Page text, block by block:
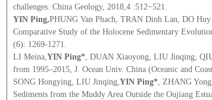
challenges. China Geology, 2018,4 :512−521.
YIN Ping,PHUNG Van Phach, TRAN Dinh Lan, DO
Comparative Study of the Holocene Sedimentary
(6): 1269-1271.
LI Meina,YIN Ping*, DUAN Xiaoyong, LIU Jinqing, QIU
from 1995–2015, J. Ocean Univ. China (Oceanic and
SONG Hongying, LIU Jinqing,YIN Ping*, ZHANG
Sediments from the Muddy Area Outside the Oujiang